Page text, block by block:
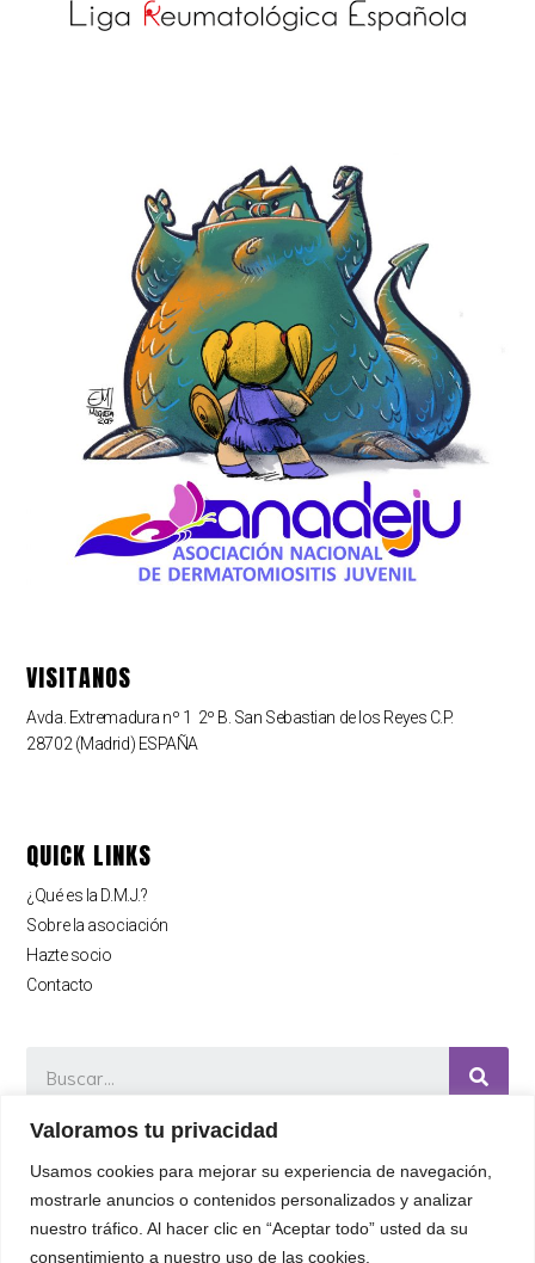
Valoramos tu privacidad
Usamos cookies para mejorar su experiencia de navegación,
mostrarle anuncios o contenidos personalizados y analizar
nuestro tráfico. Al hacer clic en “Aceptar todo” usted da su
consentimiento a nuestro uso de las cookies.
VISITANOS
Avda. Extremadura nº 1 2º B. San Sebastian de los Reyes C.P.
28702 (Madrid) ESPAÑA
QUICK LINKS
¿Qué es la D.M.J.?
Sobre la asociación
Hazte socio
Contacto